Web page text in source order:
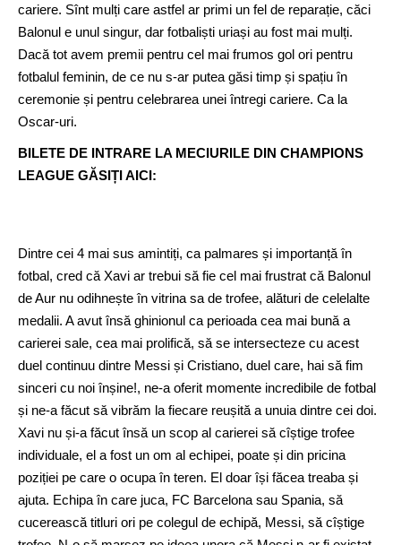
cariere. Sînt mulți care astfel ar primi un fel de reparație, căci
Balonul e unul singur, dar fotbaliști uriași au fost mai mulți.
Dacă tot avem premii pentru cel mai frumos gol ori pentru
fotbalul feminin, de ce nu s-ar putea găsi timp și spațiu în
ceremonie și pentru celebrarea unei întregi cariere. Ca la
Oscar-uri.
BILETE DE INTRARE LA MECIURILE DIN CHAMPIONS
LEAGUE GĂSIȚI AICI:
Dintre cei 4 mai sus amintiți, ca palmares și importanță în
fotbal, cred că Xavi ar trebui să fie cel mai frustrat că Balonul
de Aur nu odihnește în vitrina sa de trofee, alături de celelalte
medalii. A avut însă ghinionul ca perioada cea mai bună a
carierei sale, cea mai prolifică, să se intersecteze cu acest
duel continuu dintre Messi și Cristiano, duel care, hai să fim
sinceri cu noi înșine!, ne-a oferit momente incredibile de fotbal
și ne-a făcut să vibrăm la fiecare reușită a unuia dintre cei doi.
Xavi nu și-a făcut însă un scop al carierei să cîștige trofee
individuale, el a fost un om al echipei, poate și din pricina
poziției pe care o ocupa în teren. El doar își făcea treaba și
ajuta. Echipa în care juca, FC Barcelona sau Spania, să
cucerească titluri ori pe colegul de echipă, Messi, să cîștige